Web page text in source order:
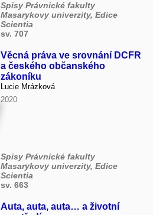
Spisy Právnické fakulty
Masarykovy univerzity, Edice
Scientia
sv. 707
Věcná práva ve srovnání DCFR
a českého občanského
zákoníku
Lucie Mrázková
2020
Spisy Právnické fakulty
Masarykovy univerzity, Edice
Scientia
sv. 663
Auta, auta, auta… a životní